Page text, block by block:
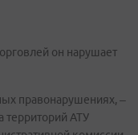
он нарушает
правонарушениях, –
территорий АТУ